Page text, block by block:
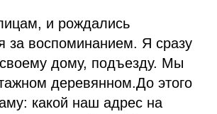
и рождались
за воспоминанием. Я сразу
дому, подъезду. Мы
деревянном.До этого
какой наш адрес на